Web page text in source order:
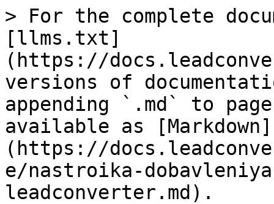
> For the complete
[llms.txt]
(https://
versions of
appending `.md` to
available as [Markdown]
(https://
e/nastroika-
leadconverter.md).